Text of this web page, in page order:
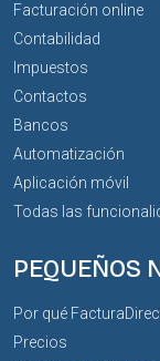
Facturación online
Contabilidad
Impuestos
Contactos
Bancos
Automatización
Aplicación móvil
Todas las
PEQUEÑOS
Por qué
Precios